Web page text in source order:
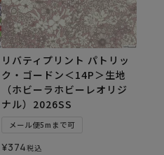
リバティプリント パトリッ
ク・ゴードン＜14P＞生地
（ホビーラホビーレオリジ
ナル）2026SS
メール便5mまで可
¥374税込